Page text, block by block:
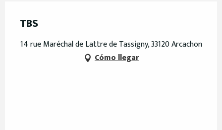
TBS
14 rue Maréchal de Lattre de Tassigny, 33120 Arcachon
Cómo llegar